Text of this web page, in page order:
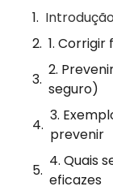
1.
2.
seguro)
3.
prevenir
4. Quais
eficazes